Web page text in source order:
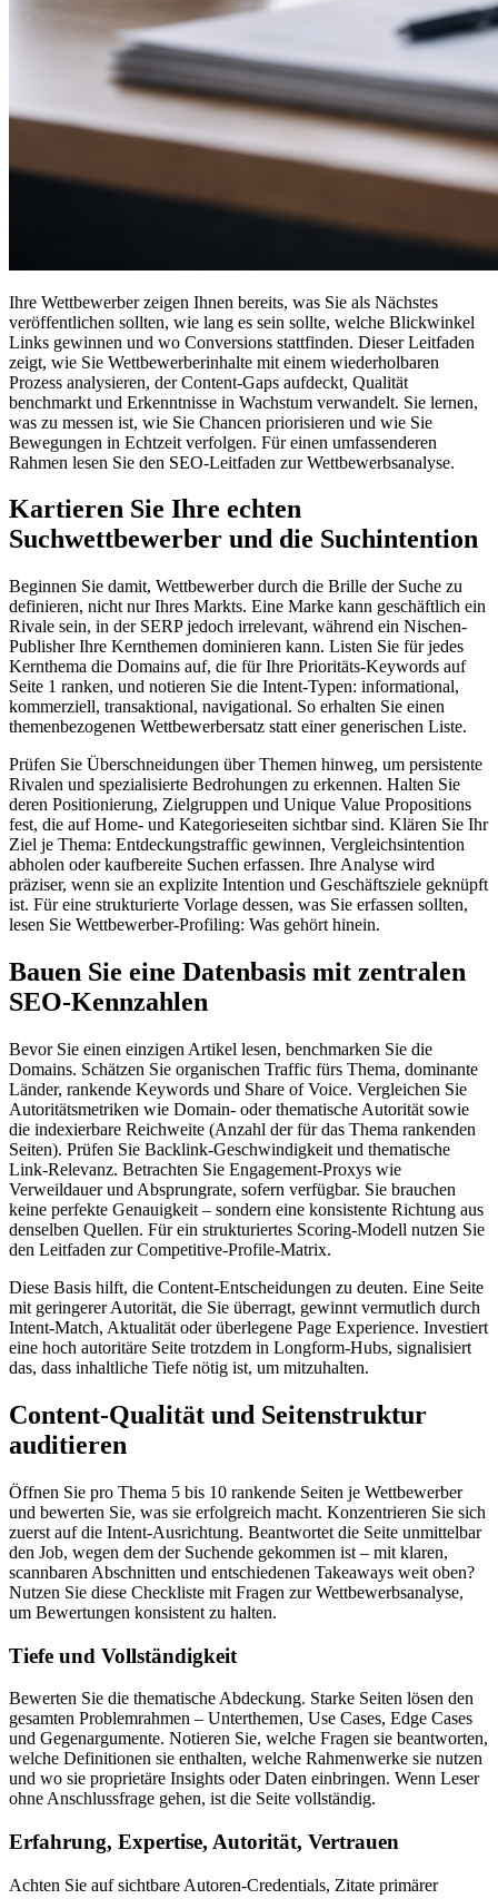
Ihre Wettbewerber zeigen Ihnen bereits, was Sie als Nächstes
veröffentlichen sollten, wie lang es sein sollte, welche Blickwinkel
Links gewinnen und wo Conversions stattfinden. Dieser Leitfaden
zeigt, wie Sie Wettbewerberinhalte mit einem wiederholbaren
Prozess analysieren, der Content-Gaps aufdeckt, Qualität
benchmarkt und Erkenntnisse in Wachstum verwandelt. Sie lernen,
was zu messen ist, wie Sie Chancen priorisieren und wie Sie
Bewegungen in Echtzeit verfolgen. Für einen umfassenderen
Rahmen lesen Sie den SEO-Leitfaden zur Wettbewerbsanalyse.
Kartieren Sie Ihre echten
Suchwettbewerber und die Suchintention
Beginnen Sie damit, Wettbewerber durch die Brille der Suche zu
definieren, nicht nur Ihres Markts. Eine Marke kann geschäftlich ein
Rivale sein, in der SERP jedoch irrelevant, während ein Nischen-
Publisher Ihre Kernthemen dominieren kann. Listen Sie für jedes
Kernthema die Domains auf, die für Ihre Prioritäts-Keywords auf
Seite 1 ranken, und notieren Sie die Intent-Typen: informational,
kommerziell, transaktional, navigational. So erhalten Sie einen
themenbezogenen Wettbewerbersatz statt einer generischen Liste.
Prüfen Sie Überschneidungen über Themen hinweg, um persistente
Rivalen und spezialisierte Bedrohungen zu erkennen. Halten Sie
deren Positionierung, Zielgruppen und Unique Value Propositions
fest, die auf Home- und Kategorieseiten sichtbar sind. Klären Sie Ihr
Ziel je Thema: Entdeckungstraffic gewinnen, Vergleichsintention
abholen oder kaufbereite Suchen erfassen. Ihre Analyse wird
präziser, wenn sie an explizite Intention und Geschäftsziele geknüpft
ist. Für eine strukturierte Vorlage dessen, was Sie erfassen sollten,
lesen Sie Wettbewerber-Profiling: Was gehört hinein.
Bauen Sie eine Datenbasis mit zentralen
SEO-Kennzahlen
Bevor Sie einen einzigen Artikel lesen, benchmarken Sie die
Domains. Schätzen Sie organischen Traffic fürs Thema, dominante
Länder, rankende Keywords und Share of Voice. Vergleichen Sie
Autoritätsmetriken wie Domain- oder thematische Autorität sowie
die indexierbare Reichweite (Anzahl der für das Thema rankenden
Seiten). Prüfen Sie Backlink-Geschwindigkeit und thematische
Link-Relevanz. Betrachten Sie Engagement-Proxys wie
Verweildauer und Absprungrate, sofern verfügbar. Sie brauchen
keine perfekte Genauigkeit – sondern eine konsistente Richtung aus
denselben Quellen. Für ein strukturiertes Scoring-Modell nutzen Sie
den Leitfaden zur Competitive-Profile-Matrix.
Diese Basis hilft, die Content-Entscheidungen zu deuten. Eine Seite
mit geringerer Autorität, die Sie überragt, gewinnt vermutlich durch
Intent-Match, Aktualität oder überlegene Page Experience. Investiert
eine hoch autoritäre Seite trotzdem in Longform-Hubs, signalisiert
das, dass inhaltliche Tiefe nötig ist, um mitzuhalten.
Content-Qualität und Seitenstruktur
auditieren
Öffnen Sie pro Thema 5 bis 10 rankende Seiten je Wettbewerber
und bewerten Sie, was sie erfolgreich macht. Konzentrieren Sie sich
zuerst auf die Intent-Ausrichtung. Beantwortet die Seite unmittelbar
den Job, wegen dem der Suchende gekommen ist – mit klaren,
scannbaren Abschnitten und entschiedenen Takeaways weit oben?
Nutzen Sie diese Checkliste mit Fragen zur Wettbewerbsanalyse,
um Bewertungen konsistent zu halten.
Tiefe und Vollständigkeit
Bewerten Sie die thematische Abdeckung. Starke Seiten lösen den
gesamten Problemrahmen – Unterthemen, Use Cases, Edge Cases
und Gegenargumente. Notieren Sie, welche Fragen sie beantworten,
welche Definitionen sie enthalten, welche Rahmenwerke sie nutzen
und wo sie proprietäre Insights oder Daten einbringen. Wenn Leser
ohne Anschlussfrage gehen, ist die Seite vollständig.
Erfahrung, Expertise, Autorität, Vertrauen
Achten Sie auf sichtbare Autoren-Credentials, Zitate primärer